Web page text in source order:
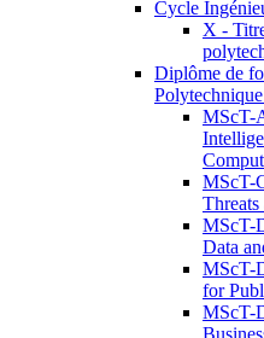
Cycle
X -
Diplôme de
MScT-
MScT-
Threats
MScT-
Data
MScT-
for
MScT-